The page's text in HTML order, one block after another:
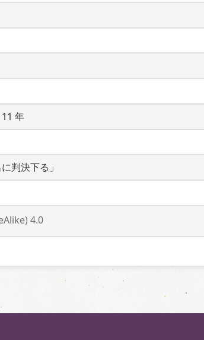
年
判決下る」
4.0